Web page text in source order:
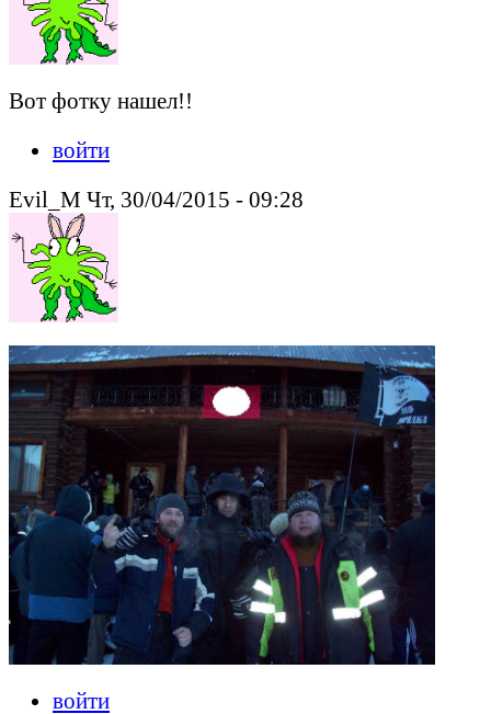
Вот фотку нашел!!
войти
Evil_M Чт, 30/04/2015 - 09:28
войти